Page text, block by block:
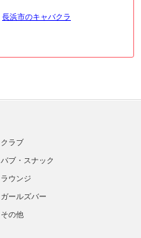
長浜市のキャバクラ
クラブ
パブ・スナック
ラウンジ
ガールズバー
その他